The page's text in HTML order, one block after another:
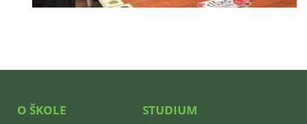
O ŠKOLE STUDIUM